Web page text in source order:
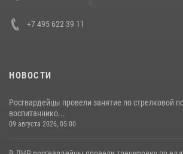
+7 495 622 39 11
НОВОСТИ
Росгвардейцы провели занятие по стрелковой
воспитаннико...
09 августа 2026, 05:00